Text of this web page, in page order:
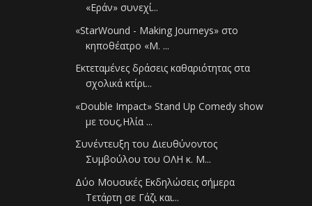
«Εράν» συνεχί...
«StarWound - Making Journeys» στο
κηποθέατρο «Μ. ...
Εκτεταμένες δράσεις καθαριότητας στα
σχολικά κτίρι...
«Double Impact» Stand Up Comedy show
με τους,Ηλία ...
Συνέντευξη του Διευθύνοντος
Συμβούλου του ΟΛΗ κ. Μ...
Δύο Μουσικές Εκδηλώσεις σήμερα
Tετάρτη σε Γάζι και...